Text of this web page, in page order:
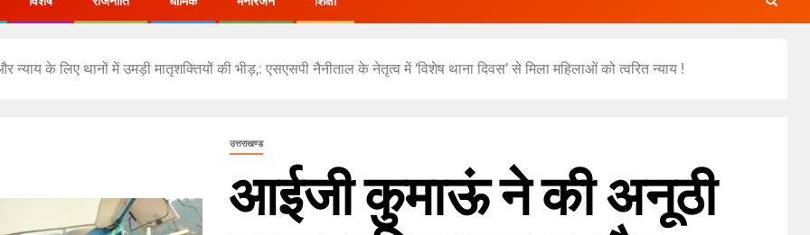
के लिए थानों में उमड़ी मातृशक्तियों की भीड़,: एसएसपी नैनीताल के नेतृत्व में ‘विशेष थाना दिवस’ से मिला महिलाओं को त्वरित न्याय !
उत्तराखण्ड
आईजी कुमाऊं ने की अनूठी